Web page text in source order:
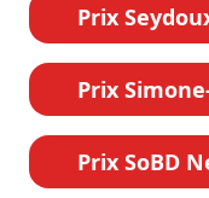
Prix
Prix
Prix SoBD